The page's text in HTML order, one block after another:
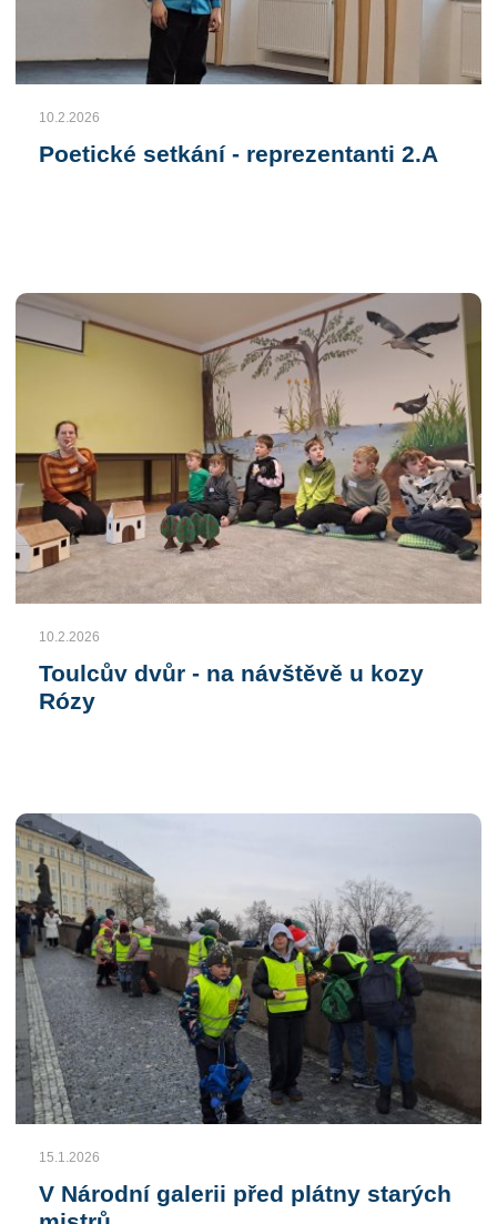
10.2.2026
Poetické setkání - reprezentanti 2.A
10.2.2026
Toulcův dvůr - na návštěvě u kozy
Rózy
15.1.2026
V Národní galerii před plátny starých